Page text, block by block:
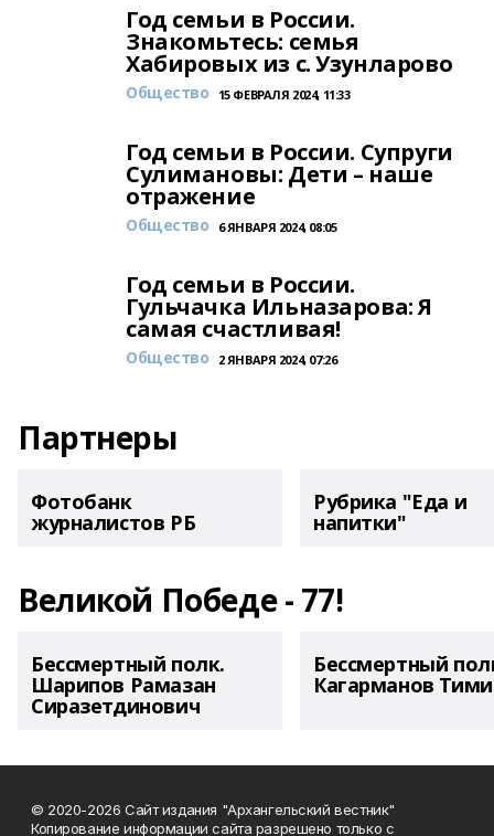
Год семьи в России.
Знакомьтесь: семья
Хабировых из с. Узунларово
Общество 15 ФЕВРАЛЯ 2024, 11:33
Год семьи в России. Супруги
Сулимановы: Дети – наше
отражение
Общество 6 ЯНВАРЯ 2024, 08:05
Год семьи в России.
Гульчачка Ильназарова: Я
самая счастливая!
Общество 2 ЯНВАРЯ 2024, 07:26
Партнеры
Фотобанк
журналистов РБ
Рубрика "Еда и
напитки"
Великой Победе - 77!
Бессмертный полк.
Шарипов Рамазан
Сиразетдинович
Бессмертный
Кагарманов
© 2020-2026 Сайт издания "Архангельский вестник"
Копирование информации сайта разрешено только с